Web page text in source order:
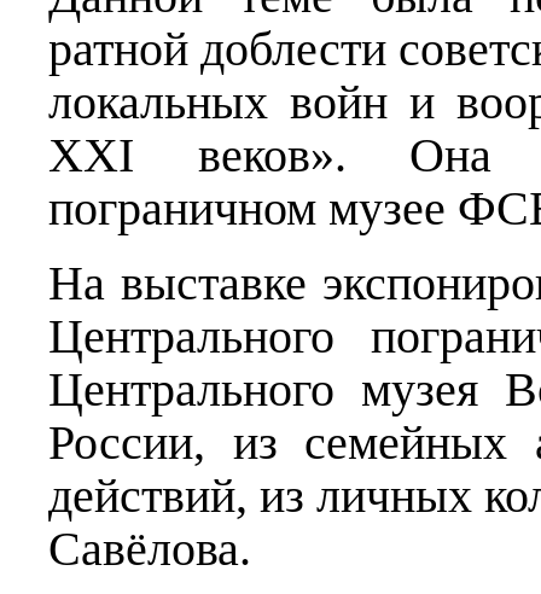
ратной доблести
локальных войн и
XXI веков». Она
пограничном музее
На выставке
Центрального
Центрального музея
России, из семейных
действий, из личных
Савёлова.